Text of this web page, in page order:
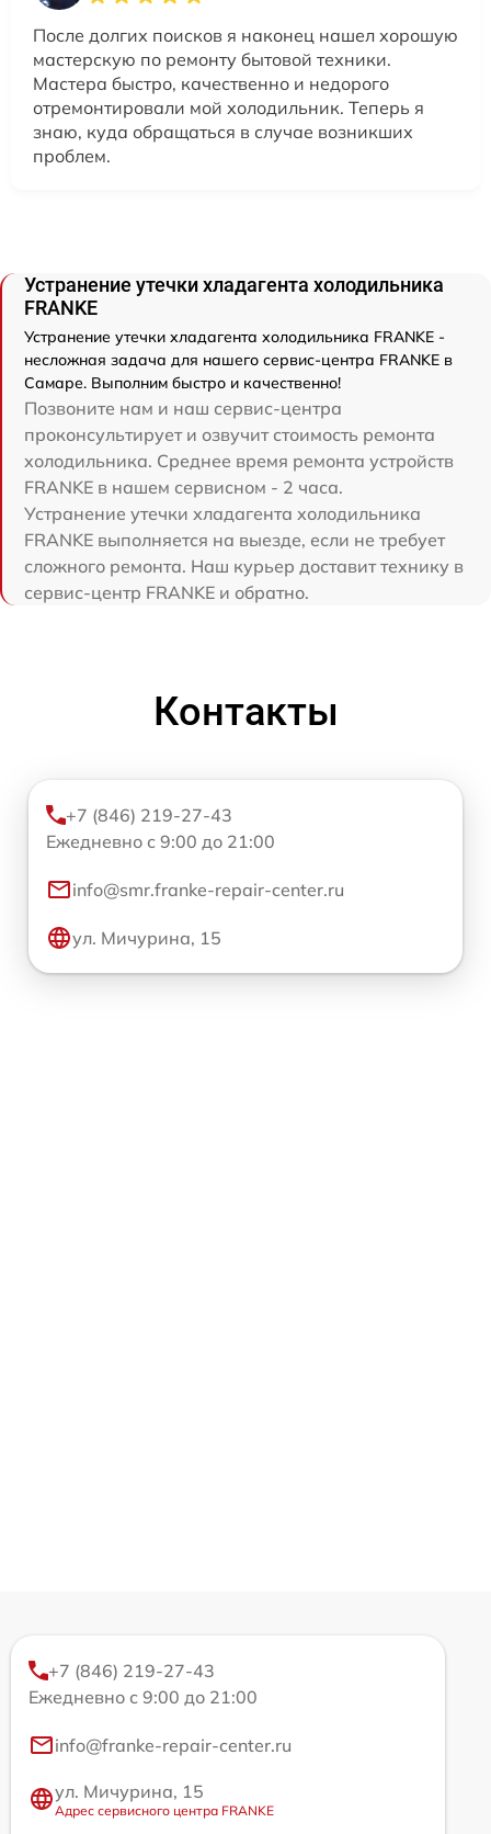
После долгих поисков я наконец нашел хорошую
мастерскую по ремонту бытовой техники.
Мастера быстро, качественно и недорого
отремонтировали мой холодильник. Теперь я
знаю, куда обращаться в случае возникших
проблем.
Устранение утечки хладагента холодильника
FRANKE
Устранение утечки хладагента холодильника FRANKE -
несложная задача для нашего сервис-центра FRANKE в
Самаре. Выполним быстро и качественно!
Позвоните нам и наш сервис-центра
проконсультирует и озвучит стоимость ремонта
холодильника. Среднее время ремонта устройств
FRANKE в нашем сервисном - 2 часа.
Устранение утечки хладагента холодильника
FRANKE выполняется на выезде, если не требует
сложного ремонта. Наш курьер доставит технику в
сервис-центр FRANKE и обратно.
Контакты
+7 (846) 219-27-43
Ежедневно с 9:00 до 21:00
info@smr.franke-repair-center.ru
ул. Мичурина, 15
+7 (846) 219-27-43
Ежедневно с 9:00 до 21:00
info@franke-repair-center.ru
ул. Мичурина, 15
Адрес сервисного центра FRANKE